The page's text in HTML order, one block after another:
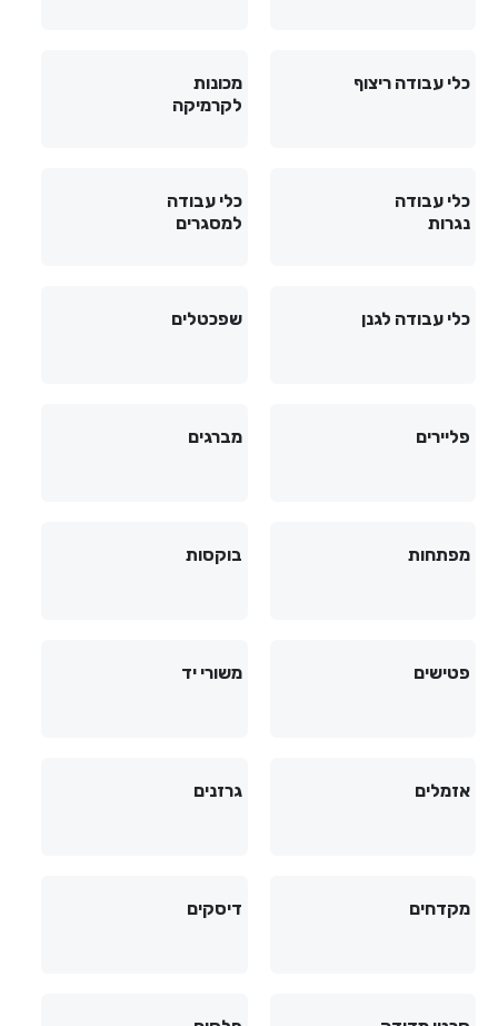
כלי עבודה ריצוף
מכונות
לקרמיקה
כלי עבודה
נגרות
כלי עבודה
למסגרים
כלי עבודה לגנן שפכטלים
פליירים מברגים
מפתחות בוקסות
פטישים משורי יד
אזמלים גרזנים
מקדחים דיסקים